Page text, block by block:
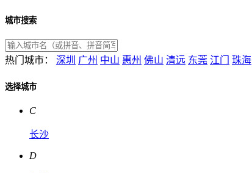
城市搜索
热门城市： 深圳 广州 中山 惠州 佛山 清远 东莞 江门 珠海
选择城市
C
长沙
D